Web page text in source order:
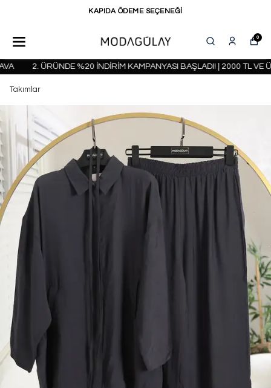
KAPIDA ÖDEME SEÇENEĞİ
0
2. ÜRÜNDE %20 İNDİRİM KAMPANYASI BAŞLADI! | 2000 TL VE
Takımlar